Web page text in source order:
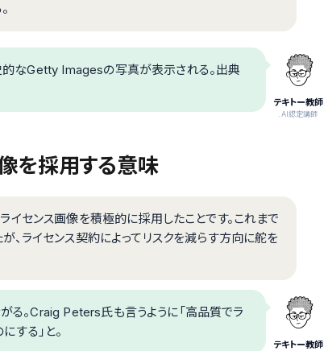
テキトー教師
.AI認定講師
的なGetty Imagesの写真が表示される。出典
を採用する意味
センス画像を積極的に採用したことです。これまで
ライセンス契約によってリスクを減らす方向に舵を
テキトー教師
る。Craig Peters氏も言うように「高品質でラ
する」と。